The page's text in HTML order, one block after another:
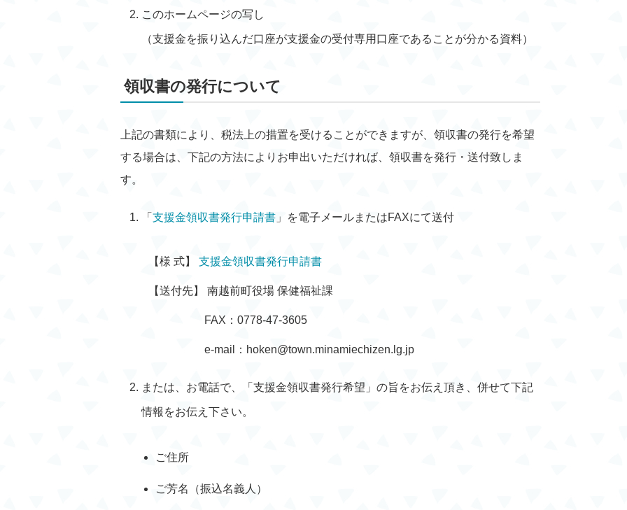
このホームページの写し
（支援金を振り込んだ口座が支援金の受付専用口座であることが分かる資料）
領収書の発行について
上記の書類により、税法上の措置を受けることができますが、領収書の発行を希望
する場合は、下記の方法によりお申出いただければ、領収書を発行・送付致しま
す。
「 支援金領収書発行申請書 」を電子メールまたはFAXにて送付
【様 式】 支援金領収書発行申請書
【送付先】 南越前町役場 保健福祉課
FAX：0778-47-3605
e-mail：hoken@town.minamiechizen.lg.jp
または、お電話で、「支援金領収書発行希望」の旨をお伝え頂き、併せて下記
情報をお伝え下さい。
ご住所
ご芳名（振込名義人）